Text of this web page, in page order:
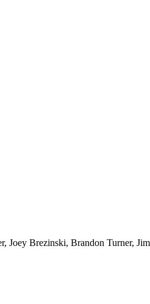
Joey Brezinski, Brandon Turner,